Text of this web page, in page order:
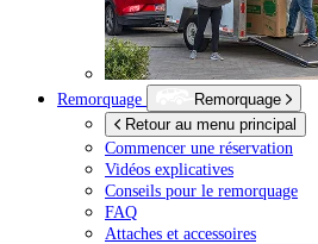
Remorquage
Remorquage
Retour au menu principal
Commencer une réservation
Vidéos explicatives
Conseils pour le remorquage
FAQ
Attaches et accessoires